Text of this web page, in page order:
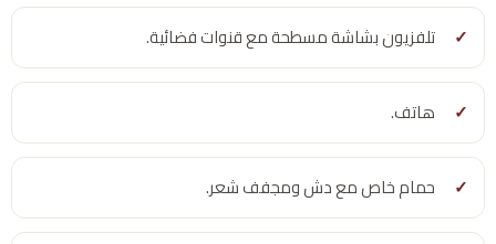
تلفزيون بشاشة مسطحة مع قنوات فضائية.
هاتف.
حمام خاص مع دش ومجفف شعر.